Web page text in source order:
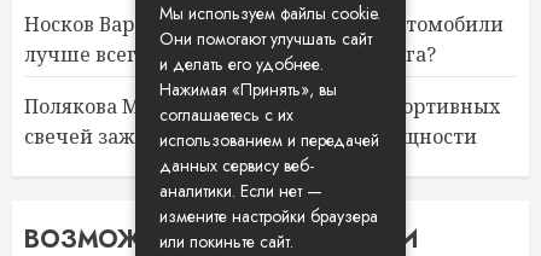
Носков Варфоломейк записиКакие автомобили
лучше всего подходят для чип-тюнинга?
Полякова Мирак записи Установка спортивных
свечей зажигания для повышения мощности
ВОЗМОЖНО, ВЫ ПРОПУСТИЛИ
Мы используем файлы cookie.
Они помогают улучшать сайт
и делать его удобнее.
Нажимая «Принять», вы
соглашаетесь с их
использованием и передачей
данных сервису веб-
аналитики. Если нет —
измените настройки браузера
или покиньте сайт.